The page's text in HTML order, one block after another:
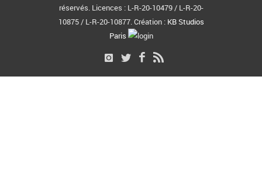
réservés. Licences : L-R-20-10479 / L-R-20-
10875 / L-R-20-10877. Création : KB Studios
Paris